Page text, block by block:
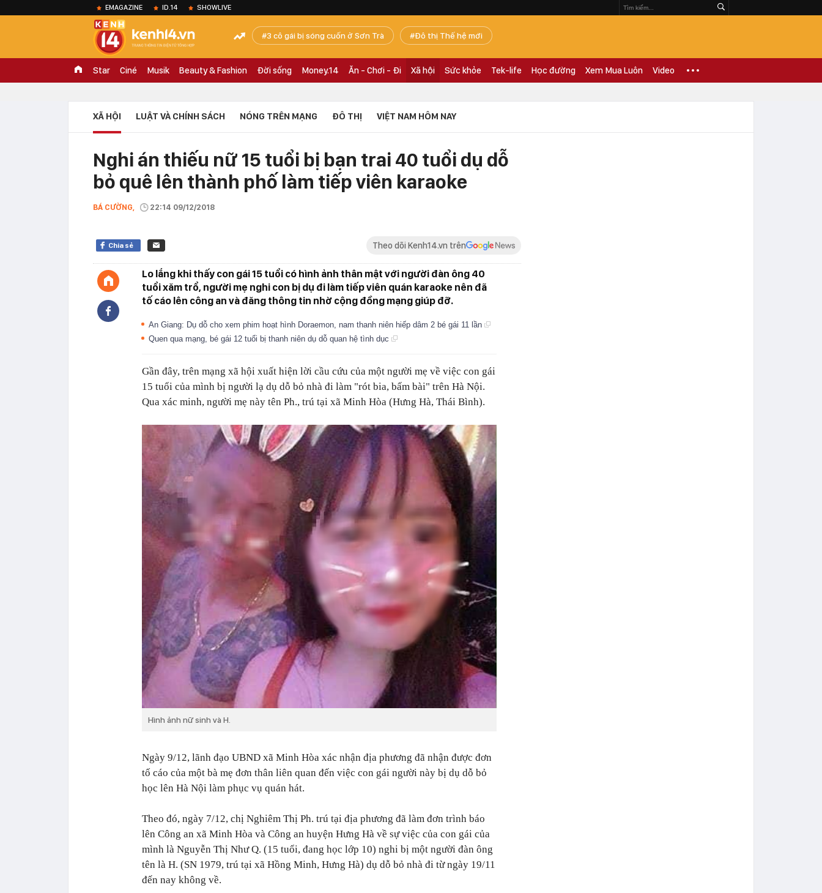
EMAGAZINE ID.14 SHOWLIVE
3 cô gái bị sóng cuốn ở Sơn Trà Đô thị Thế hệ mới
Star Ciné Musik Beauty & Fashion Đời sống Money.14 Ăn - Chơi - Đi Xã hội Sức khỏe Tek-life Học đường Xem Mua Luôn Video
XÃ HỘI LUẬT VÀ CHÍNH SÁCH NÓNG TRÊN MẠNG ĐÔ THỊ VIỆT NAM HÔM NAY
Nghi án thiếu nữ 15 tuổi bị bạn trai 40 tuổi dụ dỗ
bỏ quê lên thành phố làm tiếp viên karaoke
BÁ CƯỜNG, 22:14 09/12/2018
Chia sẻ Theo dõi Kenh14.vn trên
Lo lắng khi thấy con gái 15 tuổi có hình ảnh thân mật với người đàn ông 40
tuổi xăm trổ, người mẹ nghi con bị dụ đi làm tiếp viên quán karaoke nên đã
tố cáo lên công an và đăng thông tin nhờ cộng đồng mạng giúp đỡ.
An Giang: Dụ dỗ cho xem phim hoạt hình Doraemon, nam thanh niên hiếp dâm 2 bé gái 11 lần
Quen qua mạng, bé gái 12 tuổi bị thanh niên dụ dỗ quan hệ tình dục
Gần đây, trên mạng xã hội xuất hiện lời cầu cứu của một người mẹ về việc con gái
15 tuổi của mình bị người lạ dụ dỗ bỏ nhà đi làm "rót bia, bấm bài" trên Hà Nội.
Qua xác minh, người mẹ này tên Ph., trú tại xã Minh Hòa (Hưng Hà, Thái Bình).
Hình ảnh nữ sinh và H.
Ngày 9/12, lãnh đạo UBND xã Minh Hòa xác nhận địa phương đã nhận được đơn
tố cáo của một bà mẹ đơn thân liên quan đến việc con gái người này bị dụ dỗ bỏ
học lên Hà Nội làm phục vụ quán hát.
Theo đó, ngày 7/12, chị Nghiêm Thị Ph. trú tại địa phương đã làm đơn trình báo
lên Công an xã Minh Hòa và Công an huyện Hưng Hà về sự việc của con gái của
mình là Nguyễn Thị Như Q. (15 tuổi, đang học lớp 10) nghi bị một người đàn ông
tên là H. (SN 1979, trú tại xã Hồng Minh, Hưng Hà) dụ dỗ bỏ nhà đi từ ngày 19/11
đến nay không về.